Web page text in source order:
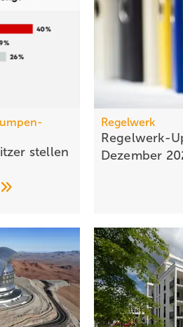
stellen
Regelwerk
Regelwerk-
Dezember